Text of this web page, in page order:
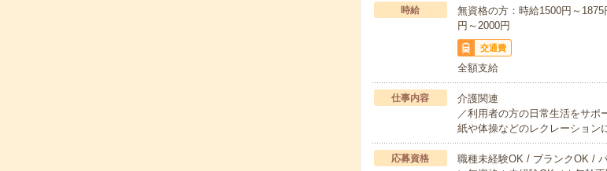
時給
無資格の方：時給1500円～
円～2000円
交通費
全額支給
仕事内容
介護関連
／利用者の方の日常生活をサ
紙や体操などのレクレーショ
応募資格
職種未経験OK / ブランクOK /